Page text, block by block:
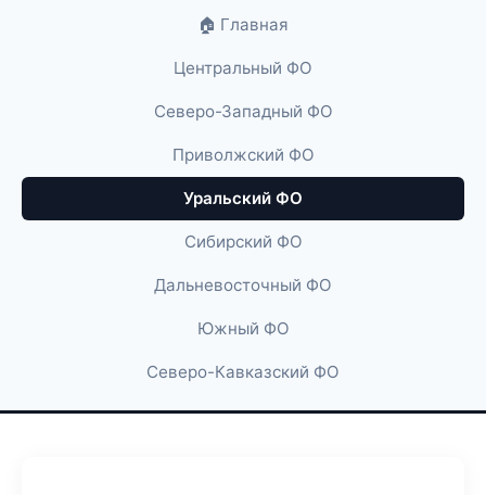
🏠 Главная
Центральный ФО
Северо-Западный ФО
Приволжский ФО
Уральский ФО
Сибирский ФО
Дальневосточный ФО
Южный ФО
Северо-Кавказский ФО